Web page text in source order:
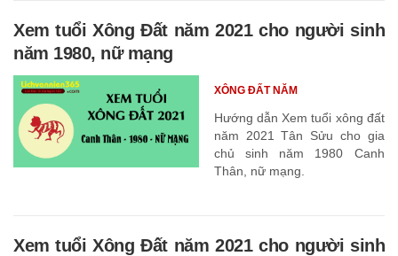
Xem tuổi Xông Đất năm 2021 cho người sinh
năm 1980, nữ mạng
Hướng dẫn Xem tuổi xông đất
năm 2021 Tân Sửu cho gia
chủ sinh năm 1980 Canh
Thân, nữ mạng.
XÔNG ĐẤT NĂM
Xem tuổi Xông Đất năm 2021 cho người sinh